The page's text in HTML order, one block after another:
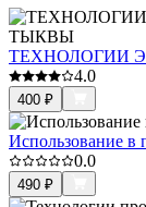
ТЕХНОЛОГИИ
4.0
400 ₽
Использование в
0.0
490 ₽